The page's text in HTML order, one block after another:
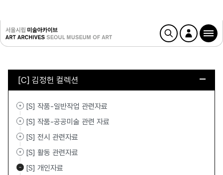
[C] 김정헌 컬렉션
[S] 작품-일반작업 관련자료
[S] 작품-공공미술 관련 자료
[S] 전시 관련자료
[S] 활동 관련자료
[S] 개인자료